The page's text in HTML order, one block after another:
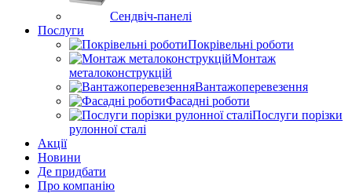
Сендвіч-панелі
Послуги
Покрівельні роботи
Монтаж
металоконструкцій
Вантажоперевезення
Фасадні роботи
Послуги порізки
рулонної сталі
Акції
Новини
Де придбати
Про компанію